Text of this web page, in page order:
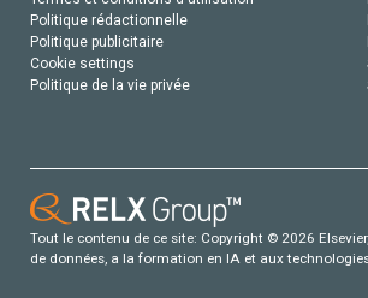
Politique rédactionnelle
Politique publicitaire
Cookie settings
Politique de la vie privée
Tout le contenu de ce site: Copyright © 2026
de données, a la formation en IA et aux